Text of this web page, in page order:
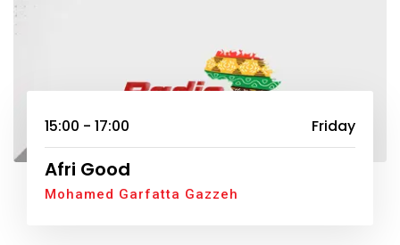
15:00 - 17:00 Friday
Afri Good
Mohamed Garfatta Gazzeh